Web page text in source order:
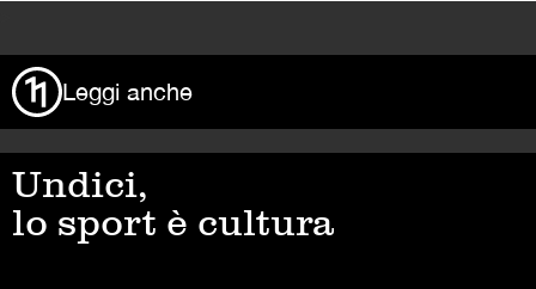
Leggi anche
Undici,
lo sport è cultura